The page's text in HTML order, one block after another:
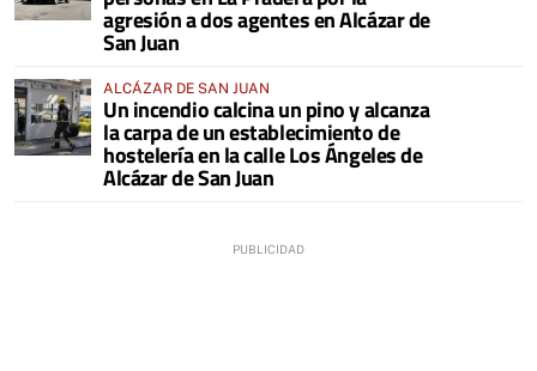
agresión a dos agentes en Alcázar de
San Juan
ALCÁZAR DE SAN JUAN
Un incendio calcina un pino y alcanza
la carpa de un establecimiento de
hostelería en la calle Los Ángeles de
Alcázar de San Juan